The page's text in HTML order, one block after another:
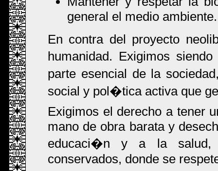
general el medio ambiente.
En contra del proyecto
humanidad. Exigimos
parte esencial de la
social y pol�tica activa que
Exigimos el derecho a tener
mano de obra barata y
educaci�n y a la salud,
conservados, donde se